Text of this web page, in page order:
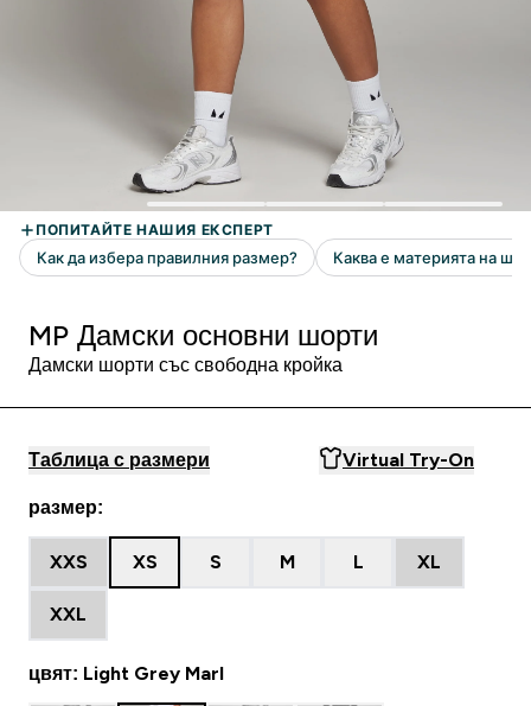
MP Дамски основни шорти
Дамски шорти със свободна кройка
Таблица с размери Virtual Try-On
размер:
XXS XS S M L XL
XXL
цвят: Light Grey Marl